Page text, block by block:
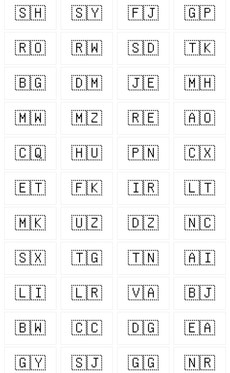
🇸🇭 🇸🇾 🇫🇯 🇬🇵
🇷🇴 🇷🇼 🇸🇩 🇹🇰
🇧🇬 🇩🇲 🇯🇪 🇲🇭
🇲🇼 🇲🇿 🇷🇪 🇦🇴
🇨🇶 🇭🇺 🇵🇳 🇨🇽
🇪🇹 🇫🇰 🇮🇷 🇱🇹
🇲🇰 🇺🇿 🇩🇿 🇳🇨
🇸🇽 🇹🇬 🇹🇳 🇦🇮
🇱🇮 🇱🇷 🇻🇦 🇧🇯
🇧🇼 🇨🇨 🇩🇬 🇪🇦
🇬🇾 🇸🇯 🇬🇬 🇳🇷